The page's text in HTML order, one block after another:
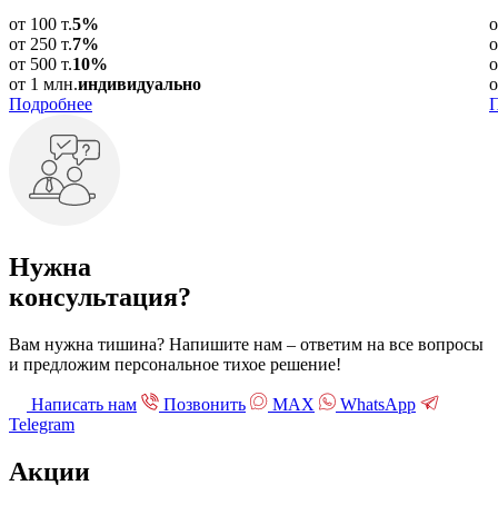
от 100 т.5%
от 250 т.7%
от 500 т.10%
от 1 млн.индивидуально
Подробнее
Нужна
консультация?
Вам нужна тишина? Напишите нам – ответим на все вопросы
и предложим персональное тихое решение!
Написать нам Позвонить МАХ
WhatsApp
Telegram
Акции